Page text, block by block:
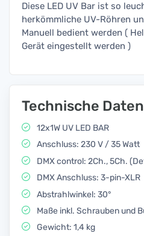
Diese LED UV Bar ist so
herkömmliche UV-Röhren
Manuell bedient werden (
Gerät eingestellt werden )
Technische Daten
12x1W UV LED BAR
Anschluss: 230 V / 35 Watt
DMX control: 2Ch., 5Ch.
DMX Anschluss: 3-pin-XLR
Abstrahlwinkel: 30°
Maße inkl. Schrauben und
Gewicht: 1,4 kg